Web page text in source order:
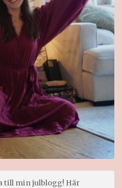
till min julblogg! Här